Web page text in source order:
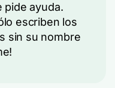
pide ayuda.
escriben los
sin su nombre